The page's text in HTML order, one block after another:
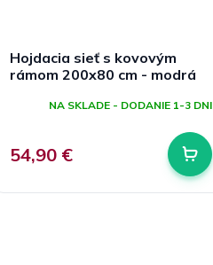
Hojdacia sieť s kovovým
rámom 200x80 cm - modrá
NA SKLADE - DODANIE 1-3 DNI
54,90 €